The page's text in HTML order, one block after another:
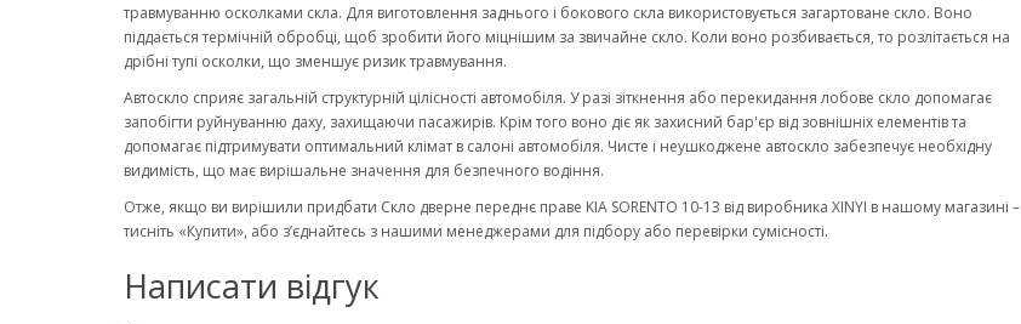
травмуванню осколками скла. Для виготовлення заднього і бокового скла використовується загартоване скло. Воно
піддається термічній обробці, щоб зробити його міцнішим за звичайне скло. Коли воно розбивається, то розлітається на
дрібні тупі осколки, що зменшує ризик травмування.
Автоскло сприяє загальній структурній цілісності автомобіля. У разі зіткнення або перекидання лобове скло допомагає
запобігти руйнуванню даху, захищаючи пасажирів. Крім того воно діє як захисний бар'єр від зовнішніх елементів та
допомагає підтримувати оптимальний клімат в салоні автомобіля. Чисте і неушкоджене автоскло забезпечує необхідну
видимість, що має вирішальне значення для безпечного водіння.
Отже, якщо ви вирішили придбати Скло дверне переднє праве KIA SORENTO 10-13 від виробника XINYI в нашому магазині –
тисніть «Купити», або з’єднайтесь з нашими менеджерами для підбору або перевірки сумісності.
Написати відгук